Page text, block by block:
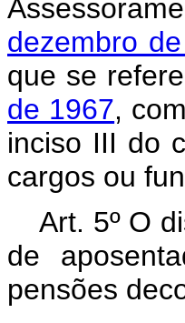
dezembro
que se
de 1967,
inciso III do
cargos ou
Art. 5º O
de
pensões